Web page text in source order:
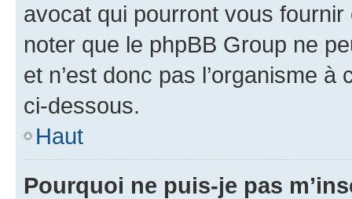
avocat qui pourront vous
noter que le phpBB Group ne
et n’est donc pas l’organisme
ci-dessous.
Haut
Pourquoi ne puis-je pas